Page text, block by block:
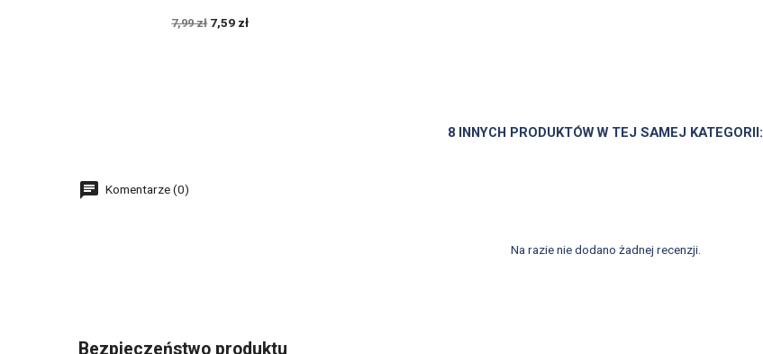
7,99 zł 7,59 zł
8 INNYCH PRODUKTÓW W TEJ SAMEJ KATEGORII:
Komentarze (0)
Na razie nie dodano żadnej recenzji.
Bezpieczeństwo produktu